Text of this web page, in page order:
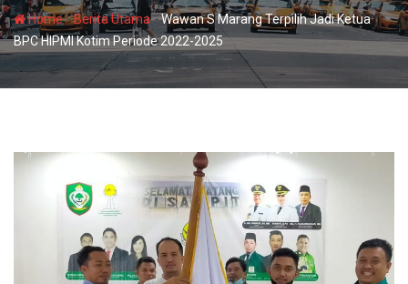
Home-Berita Utama-Wawan S Marang Terpilih Jadi Ketua
BPC HIPMI Kotim Periode 2022-2025